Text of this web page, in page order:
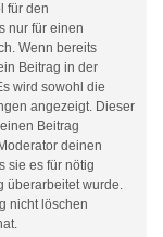
für den
nur für einen
Wenn bereits
Beitrag in der
wird sowohl die
angezeigt. Dieser
Beitrag
deinen
sie es für nötig
überarbeitet wurde.
nicht löschen